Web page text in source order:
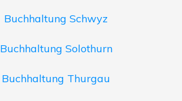
Buchhaltung Schwyz
Buchhaltung Solothurn
Buchhaltung Thurgau